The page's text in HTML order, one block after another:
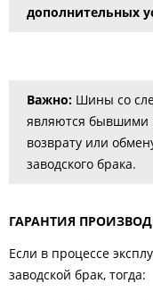
дополнительных
Важно: Шины со
являются бывшими
возврату или
заводского брака.
ГАРАНТИЯ
Если в процессе
заводской брак, тогда: